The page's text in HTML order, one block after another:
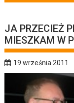
JA PRZECIEŻ
MIESZKAM W
19 września 2011